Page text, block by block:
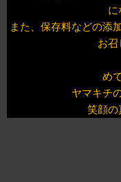
に
また、保存料などの添
お召
め
ヤマキチ
笑顔の